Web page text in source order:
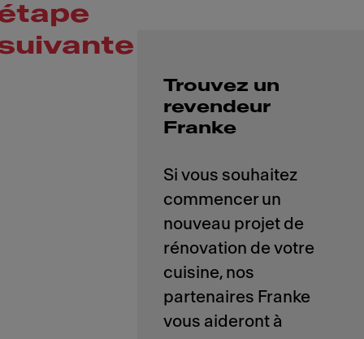
Trouvez un
revendeur
Franke
Si vous souhaitez
commencer un
nouveau projet de
rénovation de votre
cuisine, nos
partenaires Franke
vous aideront à